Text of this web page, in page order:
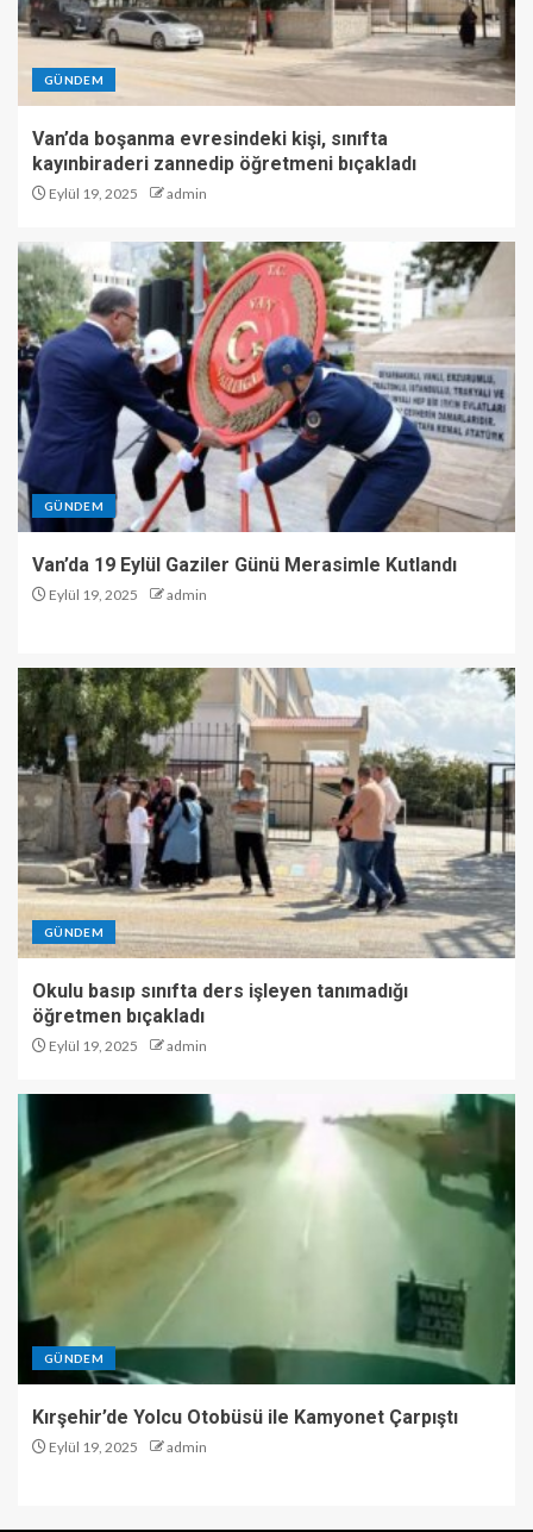
GÜNDEM
Van’da boşanma evresindeki kişi, sınıfta
kayınbiraderi zannedip öğretmeni bıçakladı
Eylül 19, 2025 admin
GÜNDEM
Van’da 19 Eylül Gaziler Günü Merasimle Kutlandı
Eylül 19, 2025 admin
GÜNDEM
Okulu basıp sınıfta ders işleyen tanımadığı
öğretmen bıçakladı
Eylül 19, 2025 admin
GÜNDEM
Kırşehir’de Yolcu Otobüsü ile Kamyonet Çarpıştı
Eylül 19, 2025 admin